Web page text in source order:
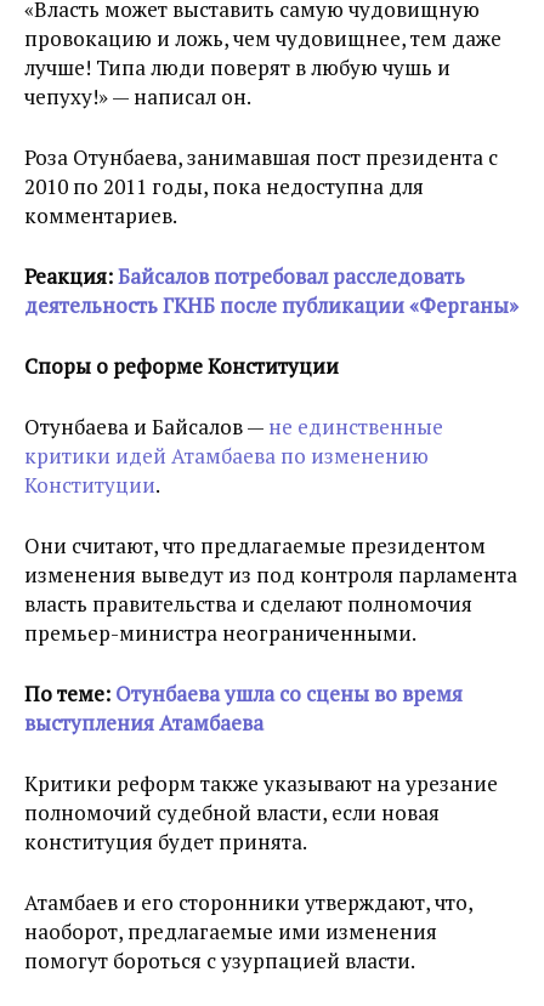
«Власть может выставить самую чудовищную
провокацию и ложь, чем чудовищнее, тем даже
лучше! Типа люди поверят в любую чушь и
чепуху!» — написал он.
Роза Отунбаева, занимавшая пост президента с
2010 по 2011 годы, пока недоступна для
комментариев.
Реакция:Байсалов потребовал расследовать
деятельность ГКНБ после публикации «Ферганы»
Споры о реформе Конституции
Отунбаева и Байсалов — не единственные
критики идей Атамбаева по изменению
Конституции.
Они считают, что предлагаемые президентом
изменения выведут из под контроля парламента
власть правительства и сделают полномочия
премьер-министра неограниченными.
По теме: Отунбаева ушла со сцены во время
выступления Атамбаева
Критики реформ также указывают на урезание
полномочий судебной власти, если новая
конституция будет принята.
Атамбаев и его сторонники утверждают, что,
наоборот, предлагаемые ими изменения
помогут бороться с узурпацией власти.